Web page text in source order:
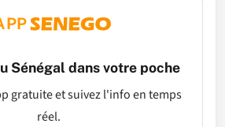
Sénégal dans votre poche
gratuite et suivez l'info en temps
réel.